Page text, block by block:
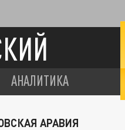
АНАЛИТИКА
АРАВИЯ